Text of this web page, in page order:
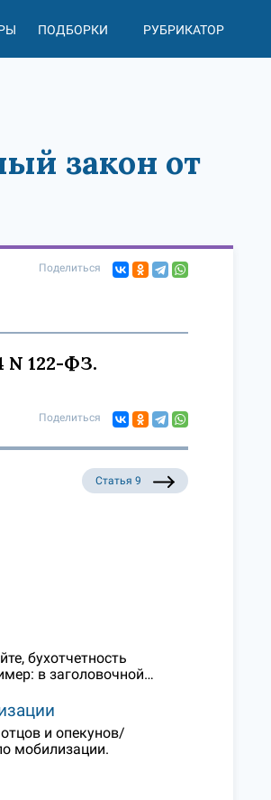
ПОДБОРКИ РУБРИКАТОР
закон от
Поделиться
N 122-ФЗ.
Поделиться
Статья 9
бухотчетность
в заголовочной…
и опекунов/
мобилизации.